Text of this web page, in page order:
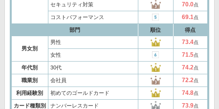
セキュリティ対策 70.0点
コストパフォーマンス 69.1点
部門 順位 得点
男女別
男性 73.4点
女性 71.5点
年代別 30代 74.2点
職業別 会社員 72.2点
利用経験別 初めてのゴールドカード 74.8点
カード種類別 ナンバーレスカード 73.9点